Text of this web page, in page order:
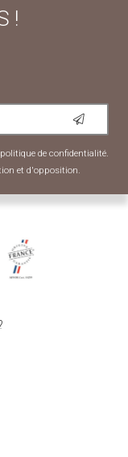
!
politique de confidentialité.
et d'opposition.